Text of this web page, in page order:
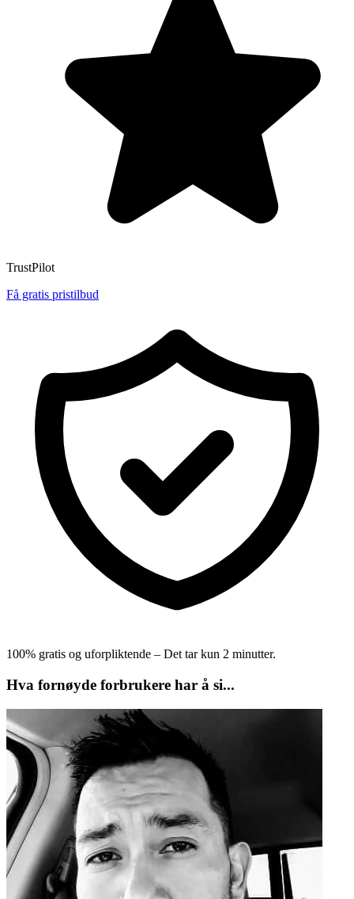
TrustPilot
Få gratis pristilbud
100% gratis og uforpliktende – Det tar kun 2 minutter.
Hva fornøyde forbrukere har å si...